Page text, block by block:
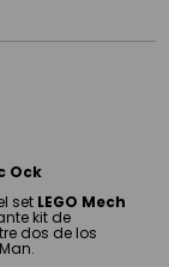
Ock
set LEGO Mech
kit de
dos de los